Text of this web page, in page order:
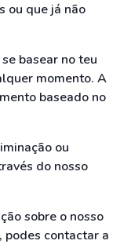
ou que já não
basear no teu
momento. A
baseado no
ou
do nosso
sobre o nosso
contactar a